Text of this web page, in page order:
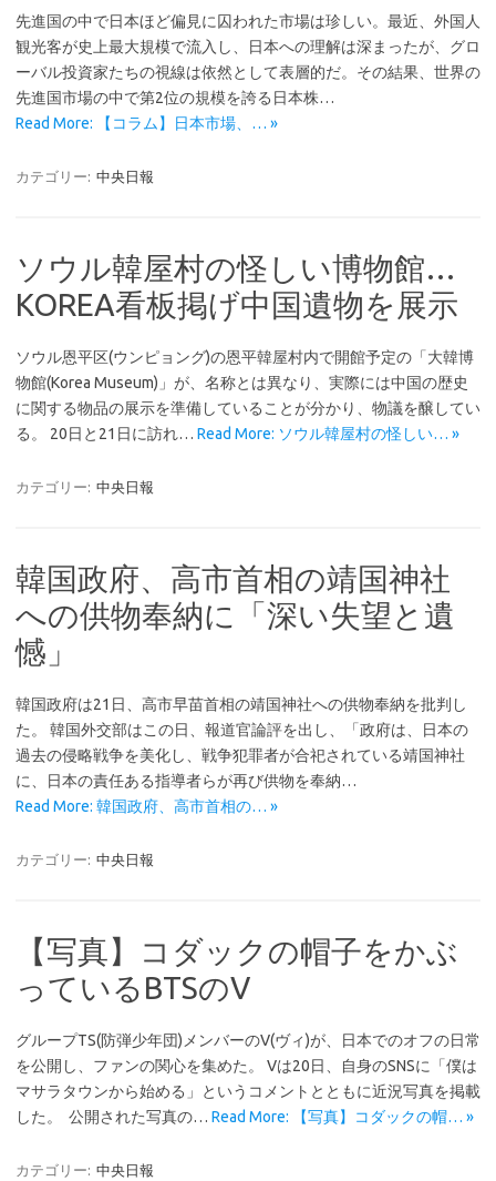
先進国の中で日本ほど偏見に囚われた市場は珍しい。最近、外国人
観光客が史上最大規模で流入し、日本への理解は深まったが、グロ
ーバル投資家たちの視線は依然として表層的だ。その結果、世界の
先進国市場の中で第2位の規模を誇る日本株…
Read More: 【コラム】日本市場、… »
カテゴリー: 中央日報
ソウル韓屋村の怪しい博物館…
KOREA看板掲げ中国遺物を展示
ソウル恩平区(ウンピョング)の恩平韓屋村内で開館予定の「大韓博
物館(Korea Museum)」が、名称とは異なり、実際には中国の歴史
に関する物品の展示を準備していることが分かり、物議を醸してい
る。 20日と21日に訪れ… Read More: ソウル韓屋村の怪しい… »
カテゴリー: 中央日報
韓国政府、高市首相の靖国神社
への供物奉納に「深い失望と遺
憾」
韓国政府は21日、高市早苗首相の靖国神社への供物奉納を批判し
た。 韓国外交部はこの日、報道官論評を出し、「政府は、日本の
過去の侵略戦争を美化し、戦争犯罪者が合祀されている靖国神社
に、日本の責任ある指導者らが再び供物を奉納…
Read More: 韓国政府、高市首相の… »
カテゴリー: 中央日報
【写真】コダックの帽子をかぶ
っているBTSのV
グループTS(防弾少年団)メンバーのV(ヴィ)が、日本でのオフの日常
を公開し、ファンの関心を集めた。 Vは20日、自身のSNSに「僕は
マサラタウンから始める」というコメントとともに近況写真を掲載
した。 公開された写真の… Read More: 【写真】コダックの帽… »
カテゴリー: 中央日報